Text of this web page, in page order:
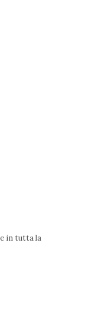
in tutta la